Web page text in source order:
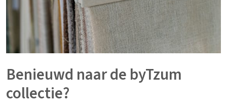
Benieuwd naar de byTzum
collectie?